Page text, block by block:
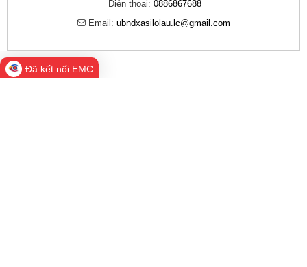
Điện thoại: 0886867688
Email: ubndxasilolau.lc@gmail.com
Đã kết nối EMC